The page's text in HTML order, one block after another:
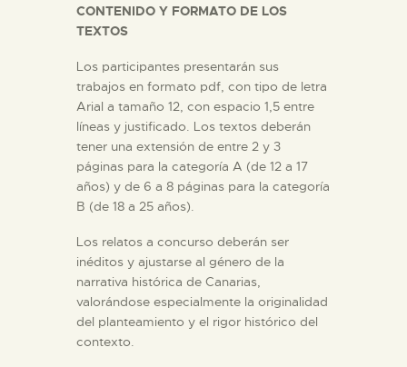
CONTENIDO Y FORMATO DE LOS
TEXTOS
Los participantes presentarán sus
trabajos en formato pdf, con tipo de letra
Arial a tamaño 12, con espacio 1,5 entre
líneas y justificado. Los textos deberán
tener una extensión de entre 2 y 3
páginas para la categoría A (de 12 a 17
años) y de 6 a 8 páginas para la categoría
B (de 18 a 25 años).
Los relatos a concurso deberán ser
inéditos y ajustarse al género de la
narrativa histórica de Canarias,
valorándose especialmente la originalidad
del planteamiento y el rigor histórico del
contexto.